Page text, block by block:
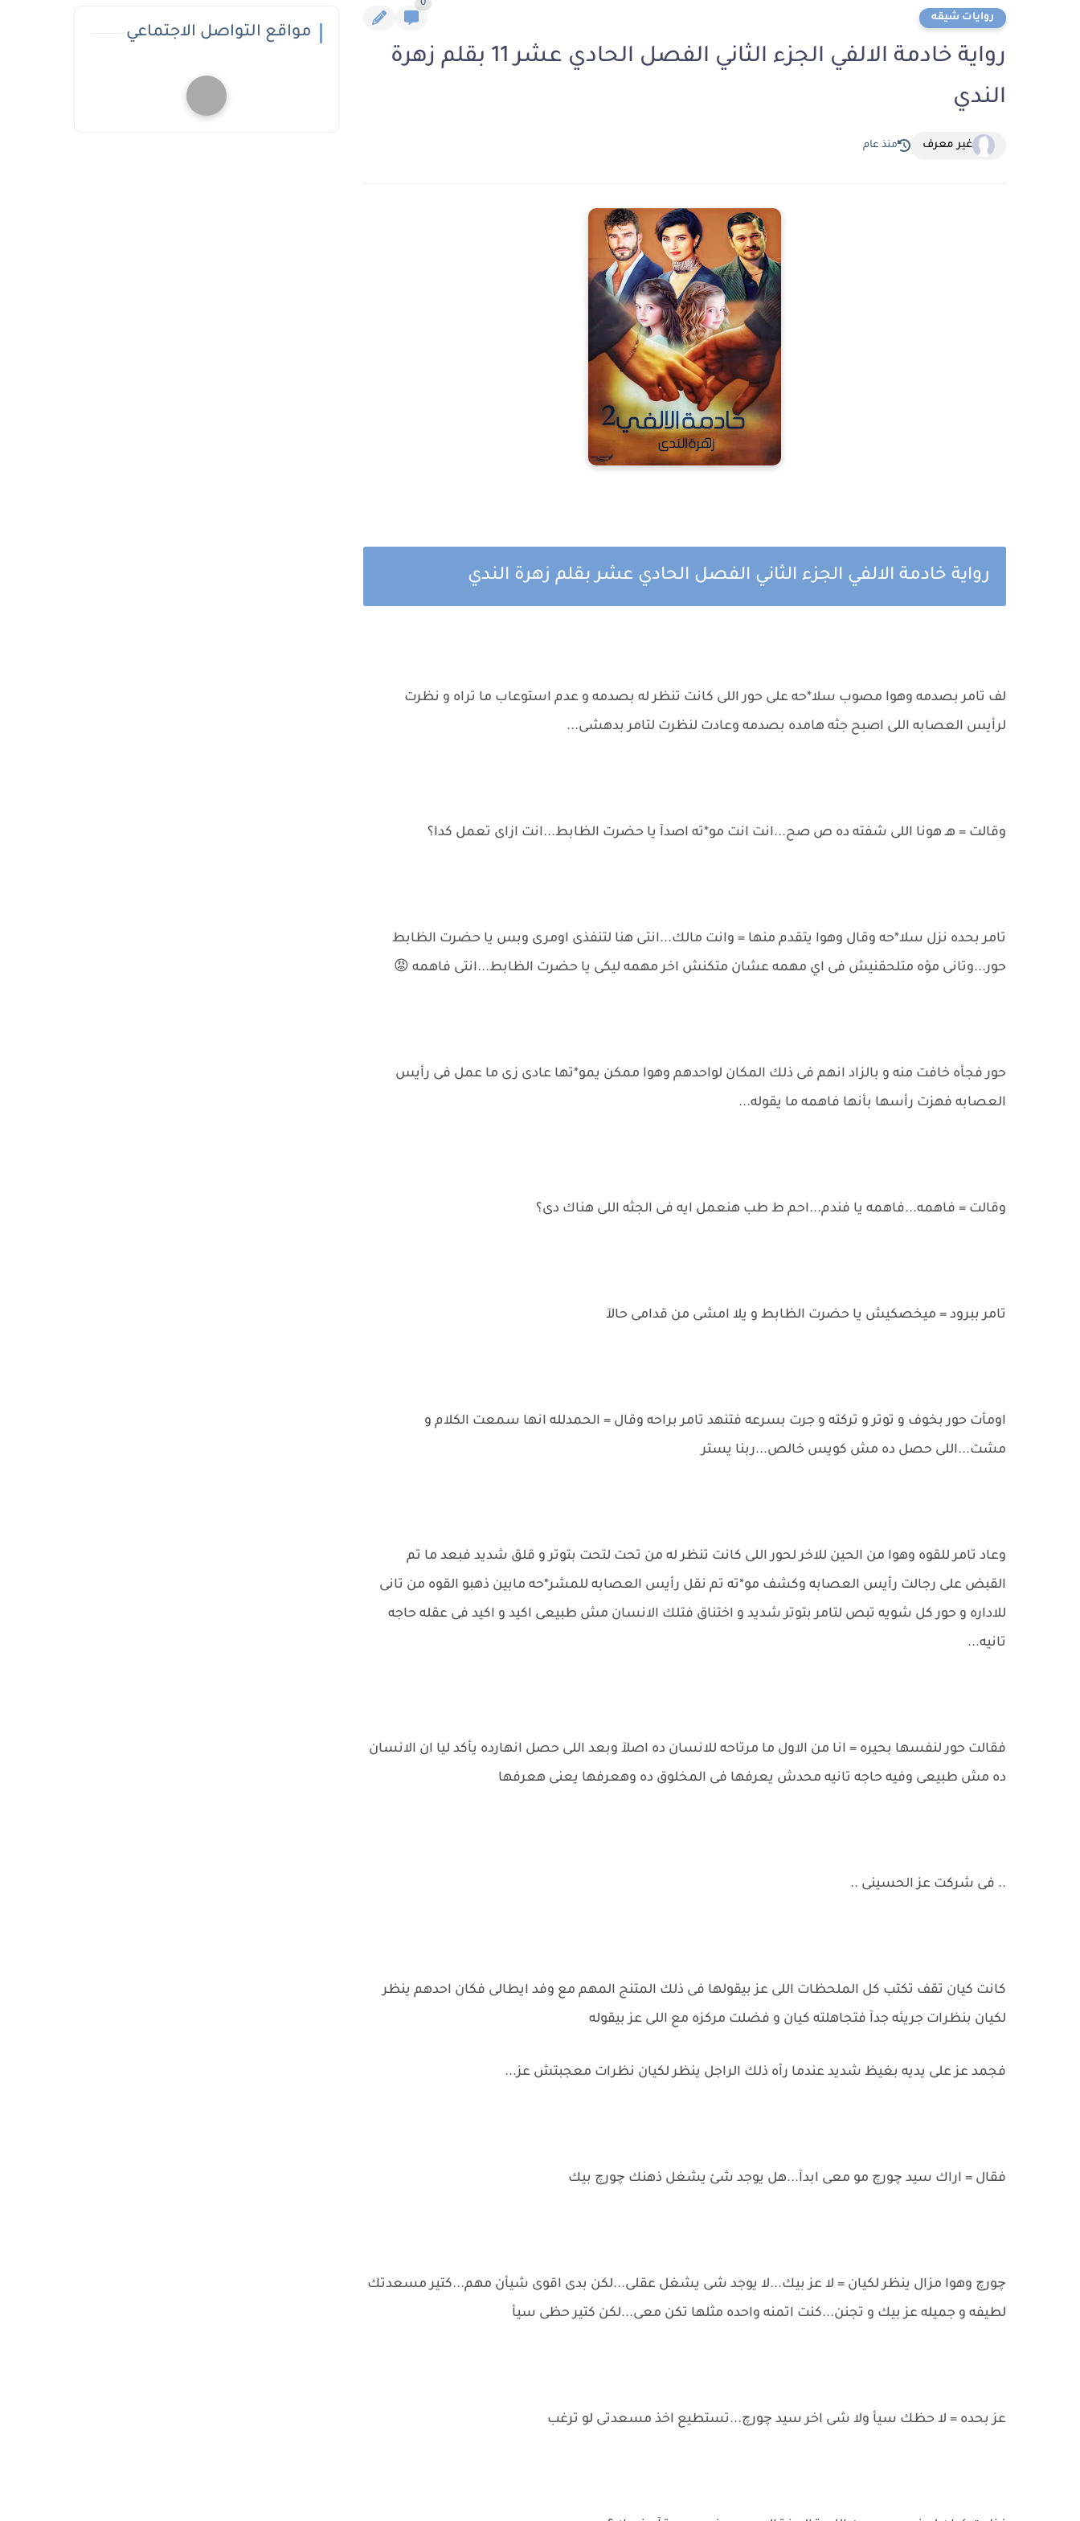
روايات شيقه
0
رواية خادمة الالفي الجزء الثاني الفصل الحادي عشر 11 بقلم زهرة
الندي
غير معرف منذ عام
رواية خادمة الالفي الجزء الثاني الفصل الحادي عشر بقلم زهرة الندي
لف تامر بصدمه وهوا مصوب سلا*حه على حور اللى كانت تنظر له بصدمه و عدم استوعاب ما تراه و نظرت
لرأيس العصابه اللى اصبح جثه هامده بصدمه وعادت لنظرت لتامر بدهشى...
وقالت = هـ هونا اللى شفته ده ص صح...انت انت مو*ته اصدآ يا حضرت الظابط...انت ازاى تعمل كدا؟
تامر بحده نزل سلا*حه وقال وهوا يتقدم منها = وانت مالك...انتى هنا لتنفذى اومرى وبس يا حضرت الظابط
حور...وتانى مؤه متلحقنيش فى اي مهمه عشان متكنش اخر مهمه ليكى يا حضرت الظابط...انتى فاهمه 😡
حور فجأه خافت منه و بالزاد انهم فى ذلك المكان لواحدهم وهوا ممكن يمو*تها عادى زى ما عمل فى رأيس
العصابه فهزت رأسها بأنها فاهمه ما يقوله...
وقالت = فاهمه...فاهمه يا فندم...احم ط طب هنعمل ايه فى الجثه اللى هناك دى؟
تامر ببرود = ميخصكيش يا حضرت الظابط و يلا امشى من قدامى حالآ
اومأت حور بخوف و توتر و تركته و جرت بسرعه فتنهد تامر براحه وقال = الحمدلله انها سمعت الكلام و
مشت...اللى حصل ده مش كويس خالص...ربنا يستر
وعاد تامر للقوه وهوا من الحين للاخر لحور اللى كانت تنظر له من تحت لتحت بتوتر و قلق شديد فبعد ما تم
القبض على رجالت رأيس العصابه وكشف مو*ته تم نقل رأيس العصابه للمشر*حه مابين ذهبو القوه من تانى
للاداره و حور كل شويه تبص لتامر بتوتر شديد و اختناق فتلك الانسان مش طبيعى اكيد و اكيد فى عقله حاجه
تانيه...
فقالت حور لنفسها بحيره = انا من الاول ما مرتاحه للانسان ده اصلآ وبعد اللى حصل انهارده يأكد ليا ان الانسان
ده مش طبيعى وفيه حاجه تانيه محدش يعرفها فى المخلوق ده وهعرفها يعنى هعرفها
.. فى شركت عز الحسينى ..
كانت كيان تقف تكتب كل الملحظات اللى عز بيقولها فى ذلك المتنج المهم مع وفد ايطالى فكان احدهم ينظر
لكيان بنظرات جريئه جدآ فتجاهلته كيان و فضلت مركزه مع اللى عز بيقوله
فجمد عز على يديه بغيظ شديد عندما رأه ذلك الراجل ينظر لكيان نظرات معجبتش عز...
فقال = اراك سيد چورچ مو معى ابدآ...هل يوجد شئ يشغل ذهنك چورچ بيك
چورچ وهوا مزال ينظر لكيان = لا عز بيك...لا يوجد شى يشغل عقلى...لكن بدى اقوى شيأن مهم...كتير مسعدتك
لطيفه و جميله عز بيك و تجنن...كنت اتمنه واحده مثلها تكن معى...لكن كتير حظى سيأ
عز بحده = لا حظك سيأ ولا شى اخر سيد چورچ...تستطيع اخذ مسعدتى لو ترغب
مواقع التواصل الاجتماعي